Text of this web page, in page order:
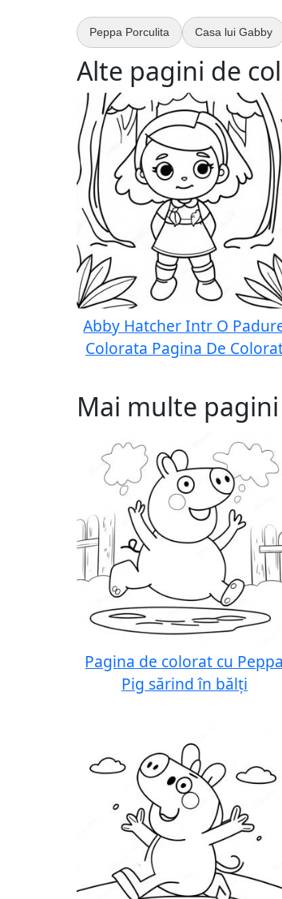
Peppa Porculita Casa lui Gabby
Alte pagini de
Abby Hatcher Intr O
Colorata Pagina De
Mai multe
Pagina de colorat cu Peppa
Pig sărind în bălți